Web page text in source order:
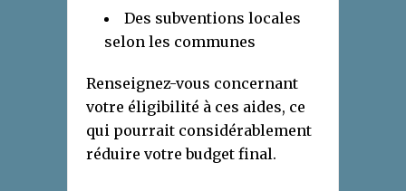
Des subventions locales
selon les communes
Renseignez-vous concernant
votre éligibilité à ces aides, ce
qui pourrait considérablement
réduire votre budget final.